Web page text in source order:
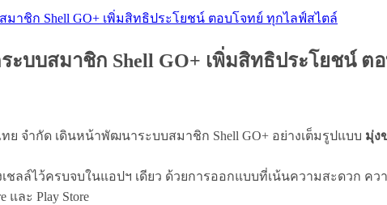
มาชิก Shell GO+ เพิ่มสิทธิประโยชน์ ตอบโจทย์ ทุกไลฟ์สไตล์
ระบบสมาชิก Shell GO+ เพิ่มสิทธิประโยชน์
ย จำกัด เดินหน้าพัฒนาระบบสมาชิก Shell GO+ อย่างเต็มรูปแบบ มุ่ง
ชลล์ไว้ครบจบในแอปฯ เดียว ด้วยการออกแบบที่เน้นความสะดวก
ละ Play Store